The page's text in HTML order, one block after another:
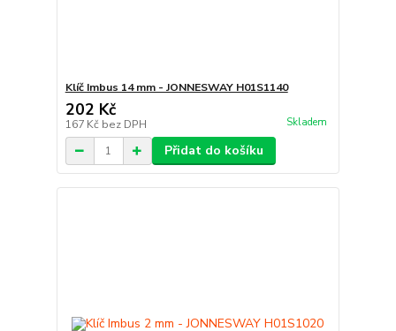
Klíč Imbus 14 mm - JONNESWAY H01S1140
202 Kč
167 Kč bez DPH Skladem
Přidat do košíku